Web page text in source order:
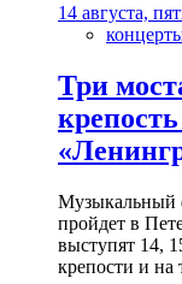
14 августа,
Три
Музыкальный
пройдет в
выступят 14,
крепости и на